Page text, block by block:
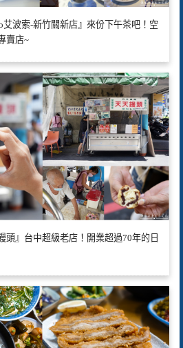
艾波索-新竹關新店』來份下午茶吧！空
賣店~
頭』台中超級老店！開業超過70年的日